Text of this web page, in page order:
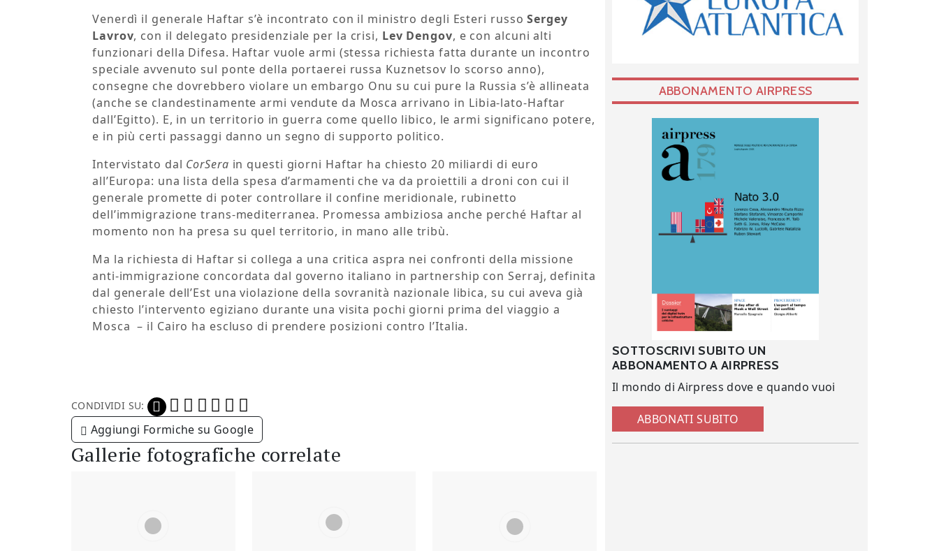
Venerdì il generale Haftar s’è incontrato con il ministro degli Esteri russoSergey
Lavrov, con il delegato presidenziale per la crisi, Lev Dengov, e con alcuni alti
funzionari della Difesa. Haftar vuole armi (stessa richiesta fatta durante un incontro
speciale avvenuto sul ponte della portaerei russa Kuznetsov lo scorso anno),
consegne che dovrebbero violare un embargo Onu su cui pure la Russia s’è allineata
(anche se clandestinamente armi vendute da Mosca arrivano in Libia-lato-Haftar
dall’Egitto). E, in un territorio in guerra come quello libico, le armi significano potere,
e in più certi passaggi danno un segno di supporto politico.
Intervistato dal CorSera in questi giorni Haftar ha chiesto 20 miliardi di euro
all’Europa: una lista della spesa d’armamenti che va da proiettili a droni con cui il
generale promette di poter controllare il confine meridionale, rubinetto
dell’immigrazione trans-mediterranea. Promessa ambiziosa anche perché Haftar al
momento non ha presa su quel territorio, in mano alle tribù.
Ma la richiesta di Haftar si collega a una critica aspra nei confronti della missione
anti-immigrazione concordata dal governo italiano in partnership con Serraj, definita
dal generale dell’Est una violazione della sovranità nazionale libica, su cui aveva già
chiesto l’intervento egiziano durante una visita pochi giorni prima del viaggio a
Mosca – il Cairo ha escluso di prendere posizioni contro l’Italia.
CONDIVIDI SU:
Aggiungi Formiche su Google
Gallerie fotografiche correlate
ABBONAMENTO AIRPRESS
SOTTOSCRIVI SUBITO UN
ABBONAMENTO A AIRPRESS
Il mondo di Airpress dove e quando vuoi
ABBONATI SUBITO